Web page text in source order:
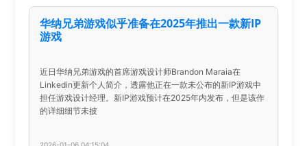
华纳兄弟游戏似乎准备在2025年推出一款新IP
游戏
近日华纳兄弟游戏的首席游戏设计师Brandon Maraia在
Linkedin更新个人简介，透露他正在一款未公布的新IP游戏中
担任游戏设计经理。新IP游戏预计在2025年内发布，但是该作
的详细细节未披